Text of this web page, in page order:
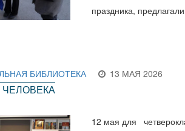
праздника,
БИБЛИОТЕКА 13 МАЯ 2026
12 мая для